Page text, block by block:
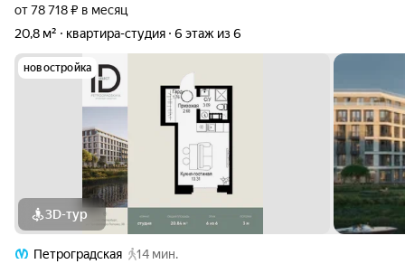
от 78 718 ₽ в месяц
20,8 м²
квартира-студия 6 этаж из 6
новостройка
3D-тур
Петроградская
14 мин.